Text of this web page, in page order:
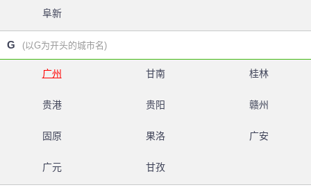
阜新
G (以G为开头的城市名)
广州 甘南 桂林
贵港 贵阳 赣州
固原 果洛 广安
广元 甘孜